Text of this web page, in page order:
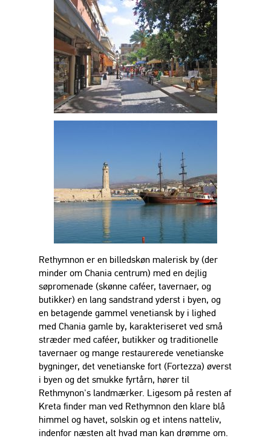
Rethymnon er en billedskøn malerisk by (der
minder om Chania centrum) med en dejlig
søpromenade (skønne caféer, tavernaer, og
butikker) en lang sandstrand yderst i byen, og
en betagende gammel venetiansk by i lighed
med Chania gamle by, karakteriseret ved små
stræder med caféer, butikker og traditionelle
tavernaer og mange restaurerede venetianske
bygninger, det venetianske fort (Fortezza) øverst
i byen og det smukke fyrtårn, hører til
Rethmynon's landmærker. Ligesom på resten af
Kreta finder man ved Rethymnon den klare blå
himmel og havet, solskin og et intens natteliv,
indenfor næsten alt hvad man kan drømme om.